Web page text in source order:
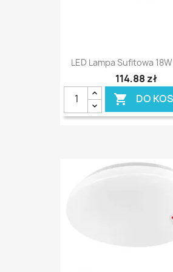
LED Lampa Sufitowa
114,88 zł
 DO